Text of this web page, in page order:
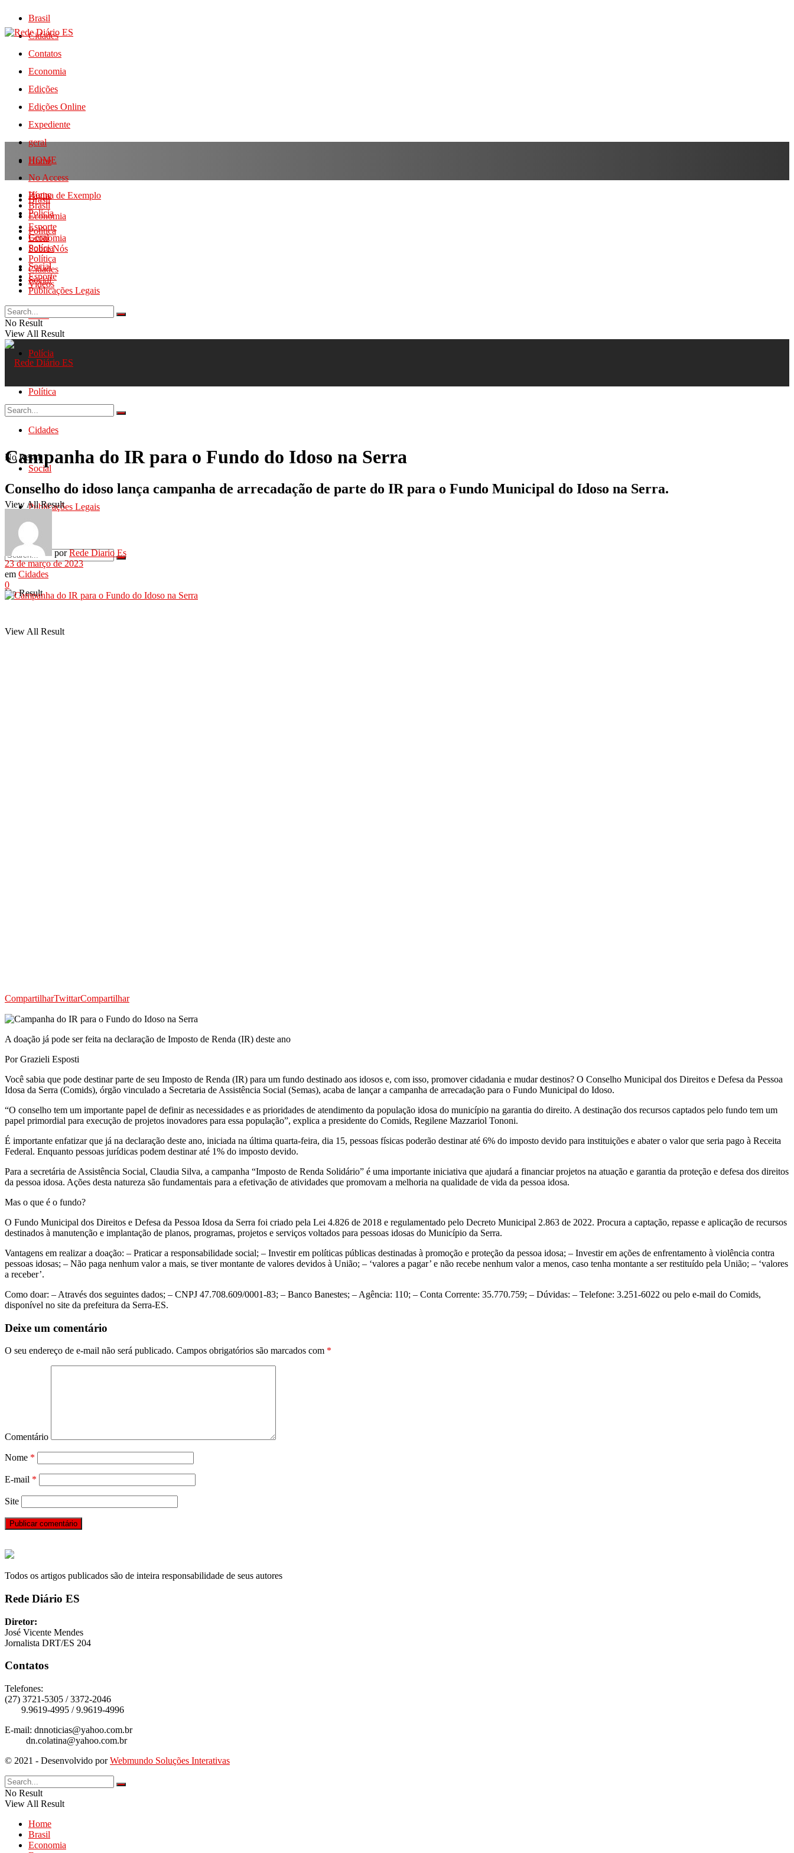
Brasil
Cidades
Contatos
Economia
Edições
Edições Online
Expediente
geral
HOME
No Access
Página de Exemplo
Polícia
Política
Sobre Nós
Social
Videos
Home
Brasil
Economia
Esporte
Geral
Polícia
Política
Cidades
Social
Publicações Legais
No Result
View All Result
Home
Brasil
Economia
Esporte
Geral
Polícia
Política
Cidades
Social
Publicações Legais
No Result
View All Result
No Result
View All Result
Campanha do IR para o Fundo do Idoso na Serra
Conselho do idoso lança campanha de arrecadação de parte do IR para o Fundo Municipal do Idoso na Serra.
por Rede Diario Es
23 de março de 2023
em Cidades
0
CompartilharTwittarCompartilhar
A doação já pode ser feita na declaração de Imposto de Renda (IR) deste ano
Por Grazieli Esposti
Você sabia que pode destinar parte de seu Imposto de Renda (IR) para um fundo destinado aos idosos e, com isso, promover cidadania e mudar destinos? O Conselho Municipal dos Direitos e Defesa da Pessoa
Idosa da Serra (Comids), órgão vinculado a Secretaria de Assistência Social (Semas), acaba de lançar a campanha de arrecadação para o Fundo Municipal do Idoso.
“O conselho tem um importante papel de definir as necessidades e as prioridades de atendimento da população idosa do município na garantia do direito. A destinação dos recursos captados pelo fundo tem um
papel primordial para execução de projetos inovadores para essa população”, explica a presidente do Comids, Regilene Mazzariol Tononi.
É importante enfatizar que já na declaração deste ano, iniciada na última quarta-feira, dia 15, pessoas físicas poderão destinar até 6% do imposto devido para instituições e abater o valor que seria pago à Receita
Federal. Enquanto pessoas jurídicas podem destinar até 1% do imposto devido.
Para a secretária de Assistência Social, Claudia Silva, a campanha “Imposto de Renda Solidário” é uma importante iniciativa que ajudará a financiar projetos na atuação e garantia da proteção e defesa dos direitos
da pessoa idosa. Ações desta natureza são fundamentais para a efetivação de atividades que promovam a melhoria na qualidade de vida da pessoa idosa.
Mas o que é o fundo?
O Fundo Municipal dos Direitos e Defesa da Pessoa Idosa da Serra foi criado pela Lei 4.826 de 2018 e regulamentado pelo Decreto Municipal 2.863 de 2022. Procura a captação, repasse e aplicação de recursos
destinados à manutenção e implantação de planos, programas, projetos e serviços voltados para pessoas idosas do Município da Serra.
Vantagens em realizar a doação: – Praticar a responsabilidade social; – Investir em políticas públicas destinadas à promoção e proteção da pessoa idosa; – Investir em ações de enfrentamento à violência contra
pessoas idosas; – Não paga nenhum valor a mais, se tiver montante de valores devidos à União; – ‘valores a pagar’ e não recebe nenhum valor a menos, caso tenha montante a ser restituído pela União; – ‘valores
a receber’.
Como doar: – Através dos seguintes dados; – CNPJ 47.708.609/0001-83; – Banco Banestes; – Agência: 110; – Conta Corrente: 35.770.759; – Dúvidas: – Telefone: 3.251-6022 ou pelo e-mail do Comids,
disponível no site da prefeitura da Serra-ES.
Deixe um comentário
O seu endereço de e-mail não será publicado. Campos obrigatórios são marcados com *
Comentário
Nome *
E-mail *
Site
Todos os artigos publicados são de inteira responsabilidade de seus autores
Rede Diário ES
Diretor:
José Vicente Mendes
Jornalista DRT/ES 204
Contatos
Telefones:
(27) 3721-5305 / 3372-2046
9.9619-4995 / 9.9619-4996
E-mail: dnnoticias@yahoo.com.br
dn.colatina@yahoo.com.br
© 2021 - Desenvolvido porWebmundo Soluções Interativas
No Result
View All Result
Home
Brasil
Economia